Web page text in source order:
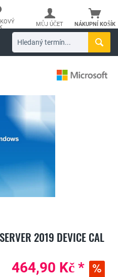
NÁKUPNÍ KOŠÍK
MŮJ ÚČET
2019 DEVICE CAL
464,90 Kč *